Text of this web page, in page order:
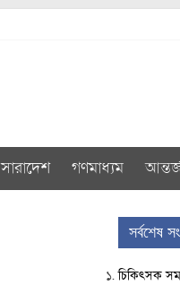
সারাদেশ গণমাধ্যম
সর্বশেষ
চিকিৎসক